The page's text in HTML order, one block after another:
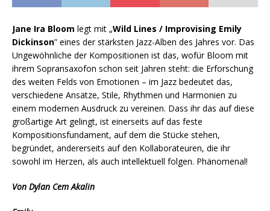
Jane Ira Bloom legt mit „Wild Lines / Improvising Emily
Dickinson” eines der stärksten Jazz-Alben des Jahres vor. Das
Ungewöhnliche der Kompositionen ist das, wofür Bloom mit
ihrem Sopransaxofon schon seit Jahren steht: die Erforschung
des weiten Felds von Emotionen – im Jazz bedeutet das,
verschiedene Ansätze, Stile, Rhythmen und Harmonien zu
einem modernen Ausdruck zu vereinen. Dass ihr das auf diese
großartige Art gelingt, ist einerseits auf das feste
Kompositionsfundament, auf dem die Stücke stehen,
begründet, andererseits auf den Kollaborateuren, die ihr
sowohl im Herzen, als auch intellektuell folgen. Phänomenal!
Von Dylan CemAkalin